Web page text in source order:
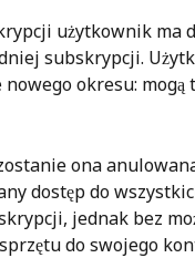
użytkownik ma
subskrypcji.
okresu: mogą
ona
dostęp do
jednak bez
do swojego